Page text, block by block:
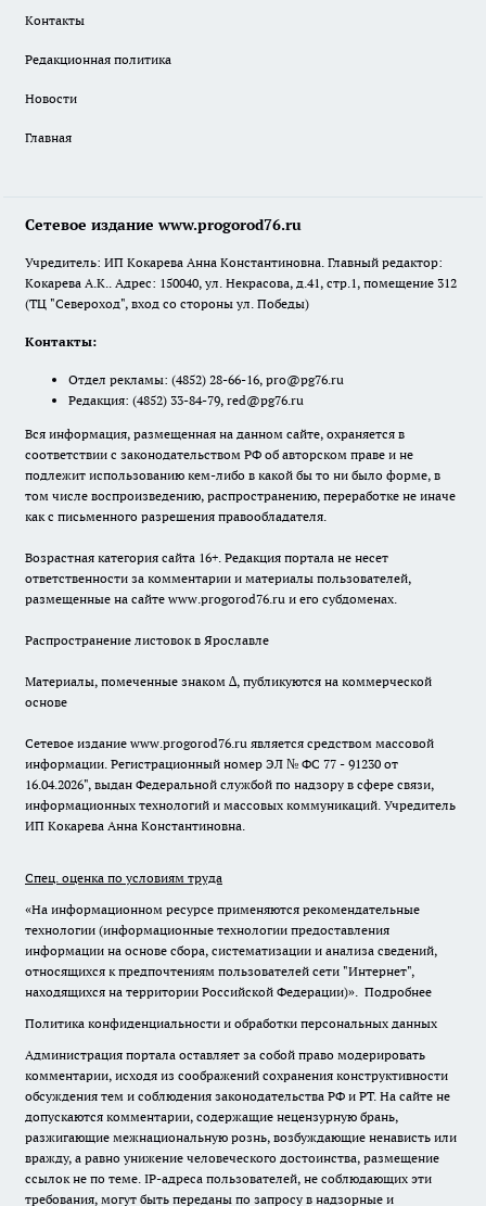
Контакты
Редакционная политика
Новости
Главная
Сетевое издание www.progorod76.ru
Учредитель: ИП Кокарева Анна Константиновна. Главный редактор:
Кокарева А.К.. Адрес: 150040, ул. Некрасова, д.41, стр.1, помещение 312
(ТЦ "Североход", вход со стороны ул. Победы)
Контакты:
Отдел рекламы: (4852) 28-66-16, pro@pg76.ru
Редакция: (4852) 33-84-79, red@pg76.ru
Вся информация, размещенная на данном сайте, охраняется в
соответствии с законодательством РФ об авторском праве и не
подлежит использованию кем-либо в какой бы то ни было форме, в
том числе воспроизведению, распространению, переработке не иначе
как с письменного разрешения правообладателя.
Возрастная категория сайта 16+. Редакция портала не несет
ответственности за комментарии и материалы пользователей,
размещенные на сайте www.progorod76.ru и его субдоменах.
Распространение листовок в Ярославле
Материалы, помеченные знаком ∆, публикуются на коммерческой
основе
Сетевое издание www.progorod76.ru является средством массовой
информации. Регистрационный номер ЭЛ № ФС 77 - 91230 от
16.04.2026", выдан Федеральной службой по надзору в сфере связи,
информационных технологий и массовых коммуникаций. Учредитель
ИП Кокарева Анна Константиновна.
Спец. оценка по условиям труда
«На информационном ресурсе применяются рекомендательные
технологии (информационные технологии предоставления
информации на основе сбора, систематизации и анализа сведений,
относящихся к предпочтениям пользователей сети "Интернет",
находящихся на территории Российской Федерации)». Подробнее
Политика конфиденциальности и обработки персональных данных
Администрация портала оставляет за собой право модерировать
комментарии, исходя из соображений сохранения конструктивности
обсуждения тем и соблюдения законодательства РФ и РТ. На сайте не
допускаются комментарии, содержащие нецензурную брань,
разжигающие межнациональную рознь, возбуждающие ненависть или
вражду, а равно унижение человеческого достоинства, размещение
ссылок не по теме. IP-адреса пользователей, не соблюдающих эти
требования, могут быть переданы по запросу в надзорные и